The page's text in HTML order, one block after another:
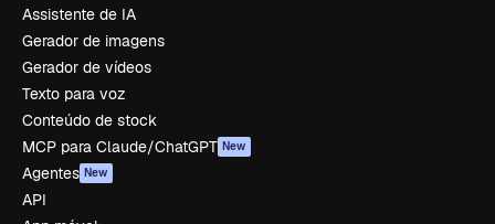
Assistente de IA
Gerador de imagens
Gerador de vídeos
Texto para voz
Conteúdo de stock
MCP para Claude/ChatGPT New
Agentes New
API